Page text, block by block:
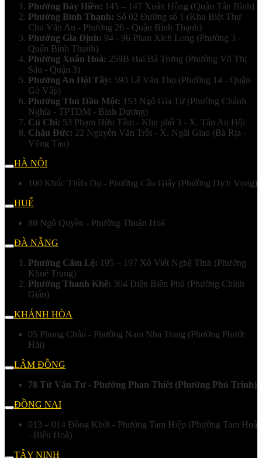
Phường Bảy Hiền: 145 – 147 Xuân Hồng (Quận Tân Bình)
Phường Bình Thạnh: Số 02 Đường số 1 (Khu Biệt Thự
Chu Văn An - Phường 26 - Quận Bình Thạnh)
Phường Gia Định: 94 - 96 Phan Xích Long (Phường 3 -
Quận Bình Thạnh)
Phường Xuân Hoà: 259B Hai Bà Trưng (Phường Võ Thị
Sáu - Quận 3)
Phường An Hội Tây: 593 Lê Văn Thọ (Phường 14 - Quận
Gò Vấp)
Phường Thủ Dầu Một: 153 Ngô Gia Tự (Phường Chánh
Nghĩa - TPTDM - Bình Dương)
Củ Chi: 53 Phạm Hữu Tâm - Khu phố 3 - X. Tân An Hội
Châu Đức: 22 Nguyễn Văn Trỗi - X. Ngãi Giao (Bà Rịa -
Vũng Tàu)
HÀ NỘI
100 Khúc Thừa Dụ - Phường Cầu Giấy (Phường Dịch Vọng)
HUẾ
88 Ngô Quyền - Phường Thuận Hoá
ĐÀ NẴNG
Phường Cẩm Lệ: 195 – 197 Xô Viết Nghệ Tĩnh (Phường
Khuê Trung)
Phường Thanh Khê: 304 Điện Biên Phủ (Phường Chính
Gián)
KHÁNH HÒA
05 Phong Châu - Phường Nam Nha Trang (Phường Phước
Hải)
LÂM ĐỒNG
78 Từ Văn Tư - Phường Phan Thiết (Phường Phú Trinh)
ĐỒNG NAI
013 – 014 Đồng Khởi - Phường Tam Hiệp (Phường Tam Hoà
- Biên Hoà)
TÂY NINH